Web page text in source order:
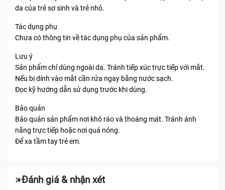
da của trẻ sơ sinh và trẻ nhỏ.
Tác dụng phụ
Chưa có thông tin về tác dụng phụ của sản phẩm.
Lưu ý
Sản phẩm chỉ dùng ngoài da. Tránh tiếp xúc trực tiếp với mắt.
Nếu bị dính vào mắt cần rửa ngay bằng nước sạch.
Đọc kỹ hướng dẫn sử dụng trước khi dùng.
Bảo quản
Bảo quản sản phẩm nơi khô ráo và thoáng mát. Tránh ánh
nắng trực tiếp hoặc nơi quá nóng.
Để xa tầm tay trẻ em.
Đánh giá & nhận xét